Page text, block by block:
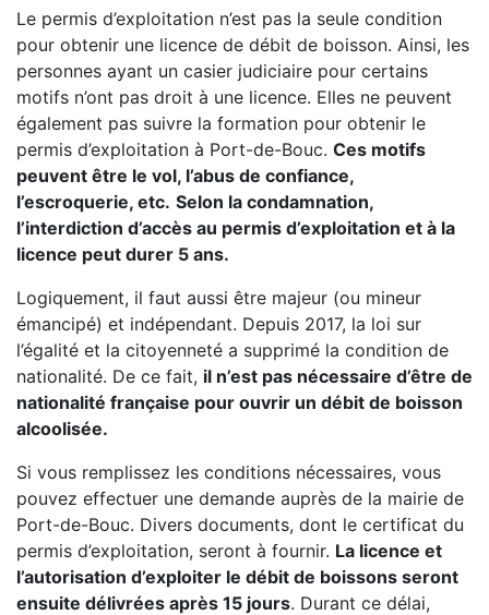
Le permis d’exploitation n’est pas la seule condition
pour obtenir une licence de débit de boisson. Ainsi, les
personnes ayant un casier judiciaire pour certains
motifs n’ont pas droit à une licence. Elles ne peuvent
également pas suivre la formation pour obtenir le
permis d’exploitation à Port-de-Bouc. Ces motifs
peuvent être le vol, l’abus de confiance,
l’escroquerie, etc. Selon la condamnation,
l’interdiction d’accès au permis d’exploitation et à la
licence peut durer 5 ans.
Logiquement, il faut aussi être majeur (ou mineur
émancipé) et indépendant. Depuis 2017, la loi sur
l’égalité et la citoyenneté a supprimé la condition de
nationalité. De ce fait, il n’est pas nécessaire d’être de
nationalité française pour ouvrir un débit de boisson
alcoolisée.
Si vous remplissez les conditions nécessaires, vous
pouvez effectuer une demande auprès de la mairie de
Port-de-Bouc. Divers documents, dont le certificat du
permis d’exploitation, seront à fournir. La licence et
l’autorisation d’exploiter le débit de boissons seront
ensuite délivrées après 15 jours. Durant ce délai,